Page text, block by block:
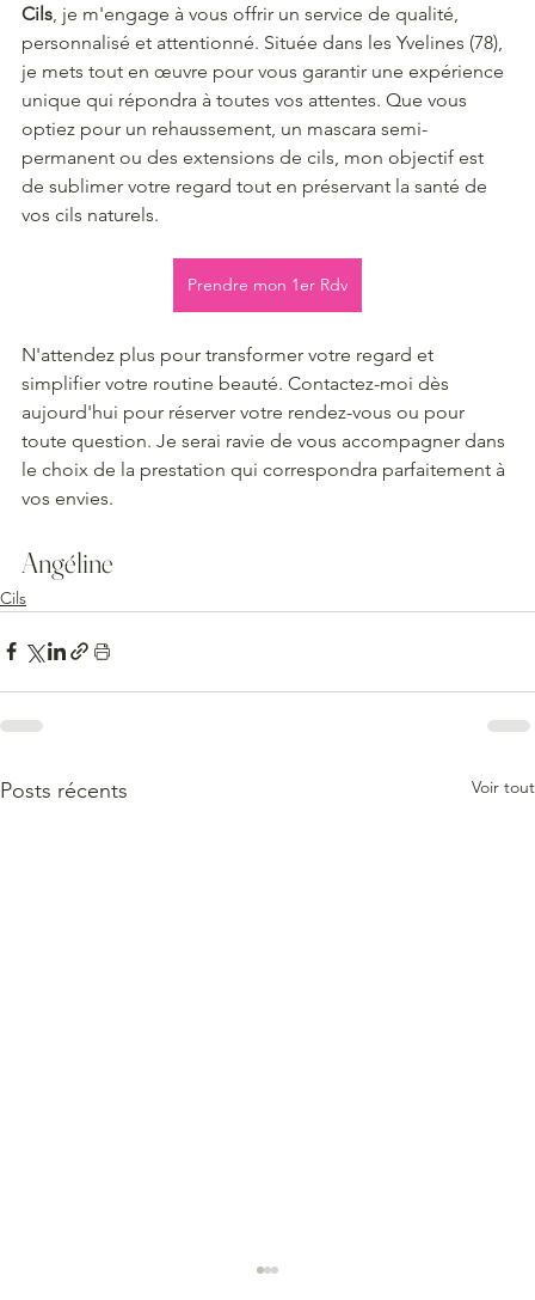
Cils , je m'engage à vous offrir un service de qualité,
personnalisé et attentionné. Située dans les Yvelines (78),
je mets tout en œuvre pour vous garantir une expérience
unique qui répondra à toutes vos attentes. Que vous
optiez pour un rehaussement, un mascara semi-
permanent ou des extensions de cils, mon objectif est
de sublimer votre regard tout en préservant la santé de
vos cils naturels.
Prendre mon 1er Rdv
N'attendez plus pour transformer votre regard et
simplifier votre routine beauté. Contactez-moi dès
aujourd'hui pour réserver votre rendez-vous ou pour
toute question. Je serai ravie de vous accompagner dans
le choix de la prestation qui correspondra parfaitement à
vos envies.
Angéline
Cils
Posts récents Voir tout